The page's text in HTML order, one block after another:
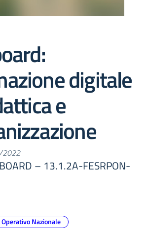
digitale
e
2022
– 13.1.2A-FESRPON-
Nazionale